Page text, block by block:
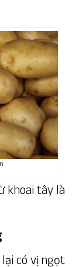
khoai tây là
có vị ngọt